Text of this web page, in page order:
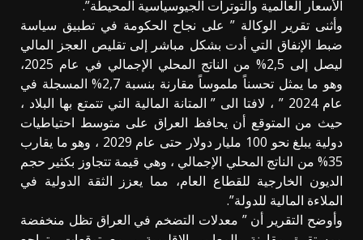
الأسعار العالمية والتوترات الجيوسياسية المحيطة”.
​وأثنى تقرير الوكالة ” على نجاح الحكومة في تطبيق سياسة
ضبط الإنفاق التي أدت بشكل مباشر إلى تقليص العجز المالي
ليصل إلى 2,5% من الناتج المحلي الإجمالي في عام 2025،
وهو ما يمثل تحسناً ملموساً مقارنة بنسبة 2,7% المسجلة في
عام 2024 ” ، لافتا الى ” المتانة المالية التي تتمتع بها البلاد ،
حيث من المتوقع أن يحافظ العراق على متوسط احتياطيات
دولية يبلغ نحو 100 مليار دولار حتى عام 2029 ، وهو ما يقارب
35% من الناتج المحلي الإجمالي ، وهي قيمة تتجاوز بكثير حجم
الديون الخارجية للقطاع العام، مما يعزز الثقة الدولية في
الملاءة المالية للدولة”.
​وأوضح التقرير أن ” معدلات التضخم في العراق تظل منخفضة